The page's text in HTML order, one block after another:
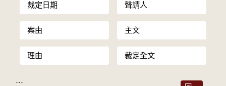
裁定日期 聲請人
案由 主文
理由 裁定全文
:::